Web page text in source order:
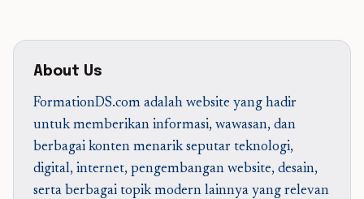
About Us
FormationDS.com adalah website yang hadir
untuk memberikan informasi, wawasan, dan
berbagai konten menarik seputar teknologi,
digital, internet, pengembangan website, desain,
serta berbagai topik modern lainnya yang relevan